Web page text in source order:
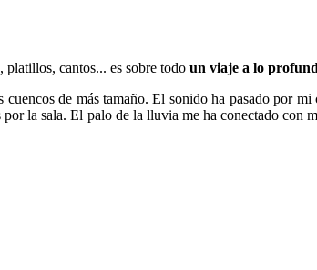
platillos, cantos... es sobre todo un viaje a lo
de más tamaño. El sonido ha pasado por
la sala. El palo de la lluvia me ha conectado con